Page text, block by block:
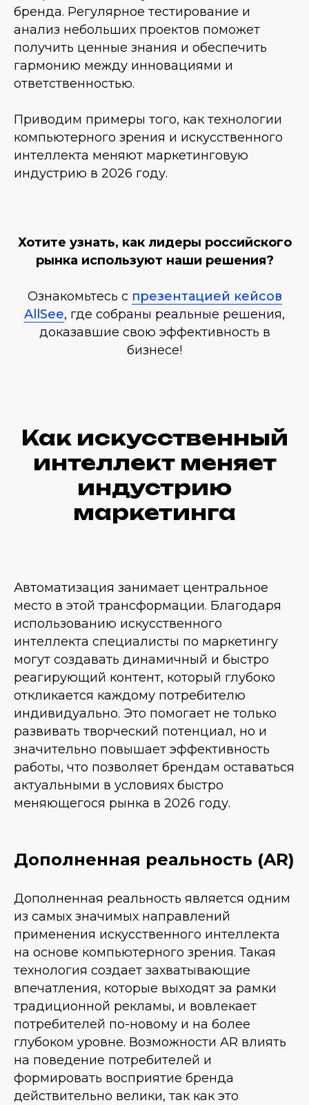
бренда. Регулярное тестирование и
анализ небольших проектов поможет
получить ценные знания и обеспечить
гармонию между инновациями и
ответственностью.
Приводим примеры того, как технологии
компьютерного зрения и искусственного
интеллекта меняют маркетинговую
индустрию в 2026 году.
Хотите узнать, как лидеры российского
рынка используют наши решения?
Ознакомьтесь с презентацией кейсов
AllSee, где собраны реальные решения,
доказавшие свою эффективность в
бизнесе!
Как искусственный
интеллект меняет
индустрию
маркетинга
Автоматизация занимает центральное
место в этой трансформации. Благодаря
использованию искусственного
интеллекта специалисты по маркетингу
могут создавать динамичный и быстро
реагирующий контент, который глубоко
откликается каждому потребителю
индивидуально. Это помогает не только
развивать творческий потенциал, но и
значительно повышает эффективность
работы, что позволяет брендам оставаться
актуальными в условиях быстро
меняющегося рынка в 2026 году.
Дополненная реальность (AR)
Дополненная реальность является одним
из самых значимых направлений
применения искусственного интеллекта
на основе компьютерного зрения. Такая
технология создает захватывающие
впечатления, которые выходят за рамки
традиционной рекламы, и вовлекает
потребителей по-новому и на более
глубоком уровне. Возможности AR влиять
на поведение потребителей и
формировать восприятие бренда
действительно велики, так как это